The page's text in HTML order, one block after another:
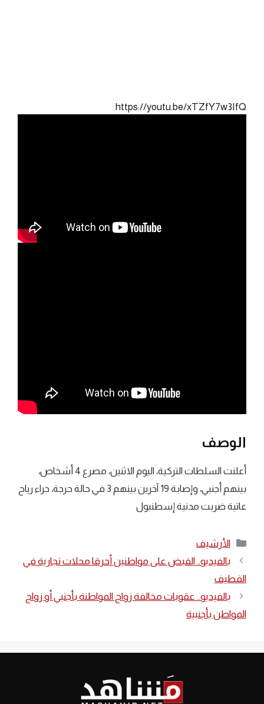
https://youtu.be/xTZfY7w3IfQ
الوصف
أعلنت السلطات التركية، اليوم الاثنين، مصرع 4 أشخاص،
بينهم أجنبي، وإصابة 19 آخرين بينهم 3 في حالة حرجة، جراء رياح
عاتية ضربت مدنية إسطنبول
التصنيفات
الأرشيف
بالفيديو.. القبض على مواطنين أحرقا محلات تجارية في
القطيف
بالفيديو.. عقوبات مخالفة زواج المواطنة بأجنبي أو زواج
المواطن بأجنبية